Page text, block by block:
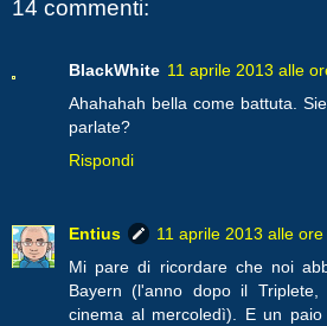
14 commenti:
BlackWhite 11 aprile 2013 alle
Ahahahah bella come battuta.
parlate?
Rispondi
Entius
11 aprile 2013 alle
Mi pare di ricordare che noi
Bayern (l'anno dopo il
cinema al mercoledì). E un